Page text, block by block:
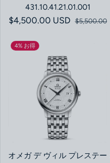
431.10.41.21.01.001
セール価格
$4,500.00 USD通常価格
$5,500.00
4% お得
オメガ デ ヴィル プレステー